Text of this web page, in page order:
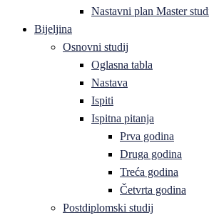
Nastavni plan Master
Bijeljina
Osnovni studij
Oglasna tabla
Nastava
Ispiti
Ispitna pitanja
Prva godina
Druga godina
Treća godina
Četvrta godina
Postdiplomski studij